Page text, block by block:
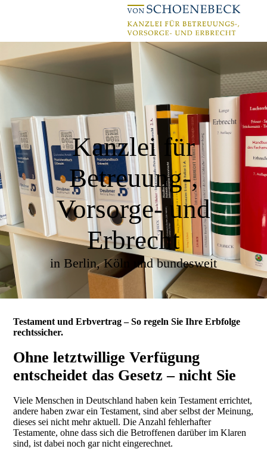
Kanzlei für
Betreuung-,
Vorsorge- und
Erbrecht
in Berlin, Köln und bundesweit
Testament und Erbvertrag – So regeln Sie Ihre Erbfolge
rechtssicher.
Ohne letztwillige Verfügung
entscheidet das Gesetz – nicht Sie
Viele Menschen in Deutschland haben kein Testament errichtet,
andere haben zwar ein Testament, sind aber selbst der Meinung,
dieses sei nicht mehr aktuell. Die Anzahl fehlerhafter
Testamente, ohne dass sich die Betroffenen darüber im Klaren
sind, ist dabei noch gar nicht eingerechnet.